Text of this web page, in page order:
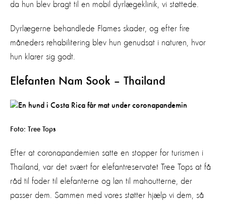
da hun blev bragt til en mobil dyrlægeklinik, vi støttede.
Dyrlægerne behandlede Flames skader, og efter fire
måneders rehabilitering blev hun genudsat i naturen, hvor
hun klarer sig godt.
Elefanten Nam Sook – Thailand
Foto: Tree Tops
Efter at coronapandemien satte en stopper for turismen i
Thailand, var det svært for elefantreservatet Tree Tops at få
råd til foder til elefanterne og løn til mahoutterne, der
passer dem. Sammen med vores støtter hjælp vi dem, så